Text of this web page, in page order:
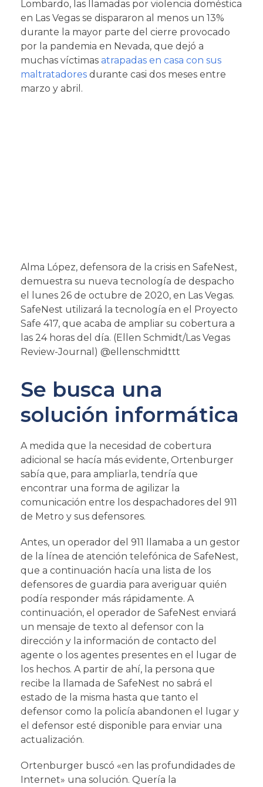
Lombardo, las llamadas por violencia doméstica
en Las Vegas se dispararon al menos un 13%
durante la mayor parte del cierre provocado
por la pandemia en Nevada, que dejó a
muchas víctimas atrapadas en casa con sus
maltratadores durante casi dos meses entre
marzo y abril.
Alma López, defensora de la crisis en SafeNest,
demuestra su nueva tecnología de despacho
el lunes 26 de octubre de 2020, en Las Vegas.
SafeNest utilizará la tecnología en el Proyecto
Safe 417, que acaba de ampliar su cobertura a
las 24 horas del día. (Ellen Schmidt/Las Vegas
Review-Journal) @ellenschmidttt
Se busca una
solución informática
A medida que la necesidad de cobertura
adicional se hacía más evidente, Ortenburger
sabía que, para ampliarla, tendría que
encontrar una forma de agilizar la
comunicación entre los despachadores del 911
de Metro y sus defensores.
Antes, un operador del 911 llamaba a un gestor
de la línea de atención telefónica de SafeNest,
que a continuación hacía una lista de los
defensores de guardia para averiguar quién
podía responder más rápidamente. A
continuación, el operador de SafeNest enviará
un mensaje de texto al defensor con la
dirección y la información de contacto del
agente o los agentes presentes en el lugar de
los hechos. A partir de ahí, la persona que
recibe la llamada de SafeNest no sabrá el
estado de la misma hasta que tanto el
defensor como la policía abandonen el lugar y
el defensor esté disponible para enviar una
actualización.
Ortenburger buscó «en las profundidades de
Internet» una solución. Quería la